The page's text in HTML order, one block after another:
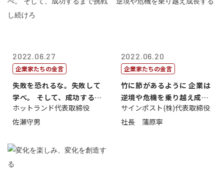
2022.06.27
企業家たちの金言
失敗を恐れるな。失敗して
学べ。 そして、成功するま
で挑戦し続...
ホットランド代表取締役
佐瀬守男
2022.06.20
企業家たちの金言
竹に節があるように 企業は
逆境や危機を乗り越え成長
する
サインポスト(株)代表取締役
社長 蒲原寧